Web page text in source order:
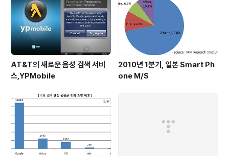
AT&T의 새로운 음성 검색 서비
스,YPMobile
2010년 1분기, 일본 Smart Ph
one M/S